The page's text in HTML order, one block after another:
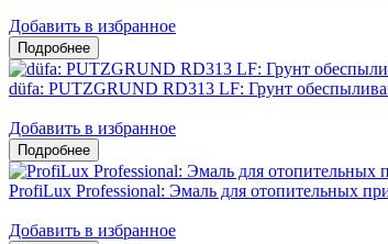
Добавить в избранное
düfa: PUTZGRUND RD313 LF: Грунт
Добавить в избранное
ProfiLux Professional: Эмаль для отопительных
Добавить в избранное